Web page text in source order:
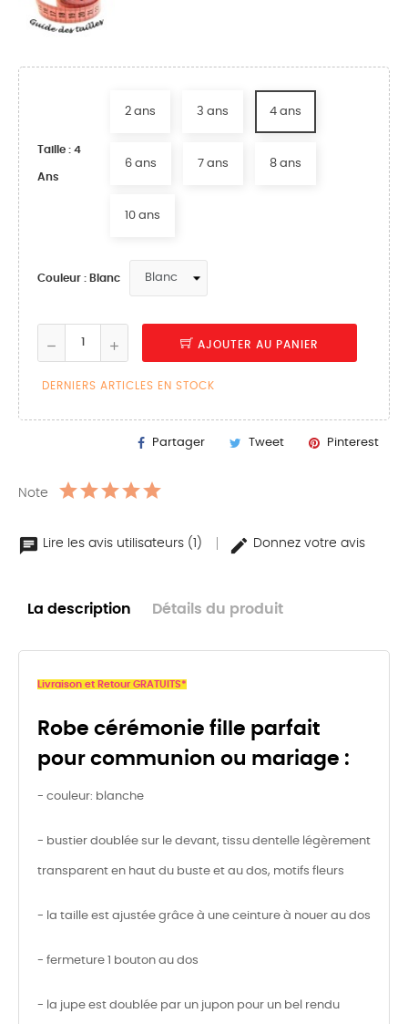
Taille : 4
Ans
2 ans 3 ans 4 ans
6 ans 7 ans 8 ans
10 ans
Couleur : Blanc
AJOUTER AU PANIER
DERNIERS ARTICLES EN STOCK
Partager Tweet Pinterest
Note
Lire les avis utilisateurs (1) Donnez votre avis
La description Détails du produit
Livraison et Retour GRATUITS*
Robe cérémonie fille parfait
pour communion ou mariage :
- couleur: blanche
- bustier doublée sur le devant, tissu dentelle légèrement
transparent en haut du buste et au dos, motifs fleurs
- la taille est ajustée grâce à une ceinture à nouer au dos
- fermeture 1 bouton au dos
- la jupe est doublée par un jupon pour un bel rendu